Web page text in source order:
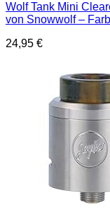
Wolf Tank Mini
von Snowwolf –
24,95 €